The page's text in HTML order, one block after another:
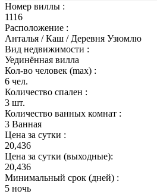
Номер виллы :
1116
Расположение :
Анталья / Каш / Деревня Узюмлю
Вид недвижимости :
Уединённая вилла
Кол-во человек (max) :
6 чел.
Количество спален :
3 шт.
Количество ванных комнат :
3 Ванная
Цена за сутки :
20,436
Цена за сутки (выходные):
20,436
Минимальный срок (дней) :
5 ночь